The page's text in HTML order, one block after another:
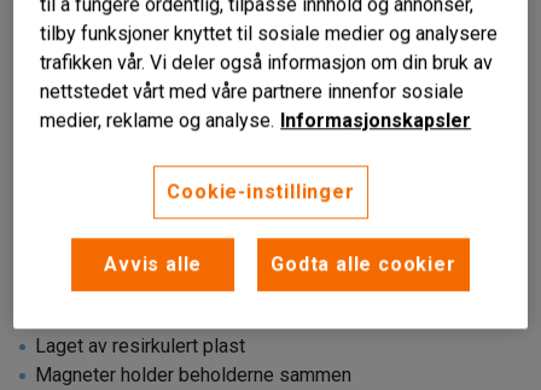
Laget av resirkulert plast
Magneter holder beholderne sammen
tilby funksjoner knyttet til sosiale medier og analysere
trafikken vår. Vi deler også informasjon om din bruk av
nettstedet vårt med våre partnere innenfor sosiale
medier, reklame og analyse. Informasjonskapsler
Cookie-instillinger
Avvis alle Godta alle cookier